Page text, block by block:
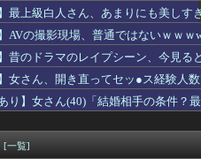
炊き込みご飯が簡単で美味しくてコ
浮気のsexした結果ｗｗｗｗｗｗｗｗ
人とS●Xしてハメ撮り770本撮ったイ
皆様「パンばっかり。飽き飽きして
撮・アニメ・漫画・ゲームで「主人
良い取引が～」って評価してくれた
、童貞君にクッソエ○チな下着を見
、ガチのマジでおわるｗｗｗ【エア
ーパー堀さん、高須幹弥に医学的に
】最上級白人さん、あまりにも美しす
】AVの撮影現場、普通ではないｗｗｗ
】昔のドラマのレイプシーン、今見
】女さん、開き直ってセッ●ス経験人
あり】女さん(40)「結婚相手の条件？
[一覧]